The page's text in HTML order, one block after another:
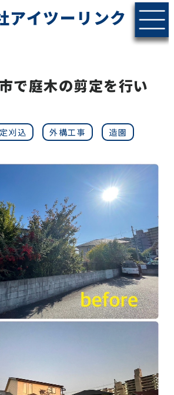
アイツーリンク
で庭木の剪定を行い
刈込 外構工事 造園